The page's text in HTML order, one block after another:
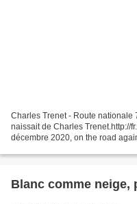
Charles Trenet - Route nationale
naissait de Charles Trenet.http://
décembre 2020, on the road
Blanc comme neige,